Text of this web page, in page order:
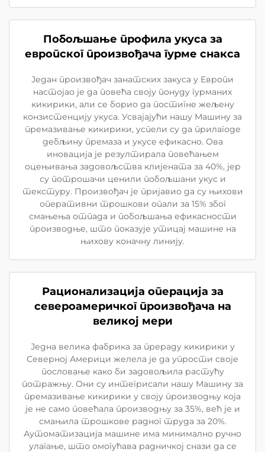
Побољшање профила укуса за
европског произвођача гурме снакса
Један произвођач занатских закуса у Европи
настојао је да повећа своју понуду гурманих
кикирики, али се борио да постигне жељену
конзистенцију укуса. Усвајајући нашу Машину за
премазивање кикирики, успели су да прилагоде
дебљину премаза и укусе ефикасно. Ова
иновација је резултирала повећањем
оцењивања задовољства клијената за 40%, јер
су потрошачи ценили побољшани укус и
текстуру. Произвођач је пријавио да су њихови
оперативни трошкови опали за 15% због
смањења отпада и побољшања ефикасности
производње, што показује утицај машине на
њихову коначну линију.
Рационализација операција за
североамеричког произвођача на
великој мери
Једна велика фабрика за прераду кикирики у
Северној Америци желела је да упрости своје
пословање како би задовољила растућу
потражњу. Они су интегрисали нашу Машину за
премазивање кикирики у своју производњу која
је не само повећала производњу за 35%, већ је и
смањила трошкове радног труда за 20%.
Аутоматизација машине има минимално ручно
улагање, што омогућава радничкој снази да се